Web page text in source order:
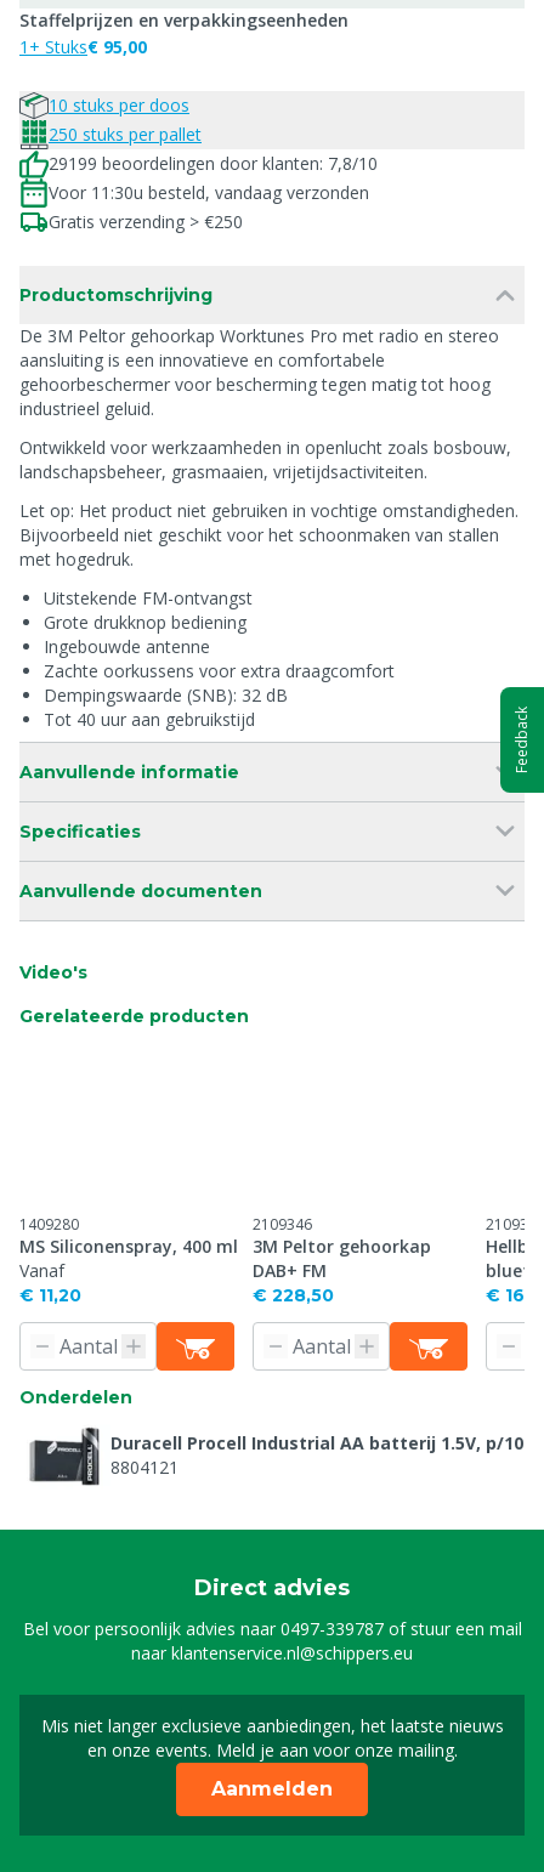
Staffelprijzen en verpakkingseenheden
1+ Stuks€ 95,00
10 stuks per doos
250 stuks per pallet
29199 beoordelingen door klanten: 7,8/10
Voor 11:30u besteld, vandaag verzonden
Gratis verzending > €250
Productomschrijving
De 3M Peltor gehoorkap Worktunes Pro met radio en stereo
aansluiting is een innovatieve en comfortabele
gehoorbeschermer voor bescherming tegen matig tot hoog
industrieel geluid.
Ontwikkeld voor werkzaamheden in openlucht zoals bosbouw,
landschapsbeheer, grasmaaien, vrijetijdsactiviteiten.
Let op: Het product niet gebruiken in vochtige omstandigheden.
Bijvoorbeeld niet geschikt voor het schoonmaken van stallen
met hogedruk.
Uitstekende FM-ontvangst
Grote drukknop bediening
Ingebouwde antenne
Zachte oorkussens voor extra draagcomfort
Dempingswaarde (SNB): 32 dB
Tot 40 uur aan gebruikstijd
Aanvullende informatie
Specificaties
Aanvullende documenten
Video's
Gerelateerde producten
1409280
MS Siliconenspray, 400 ml
Vanaf
€ 11,20
2109346
3M Peltor gehoorkap
DAB+ FM
€ 228,50
2109348
€
Onderdelen
Duracell Procell Industrial AA batterij 1.5V, p/10
8804121
Direct advies
Bel voor persoonlijk advies naar0497-339787of stuur een mail
naarklantenservice.nl@schippers.eu
Mis niet langer exclusieve aanbiedingen, het laatste nieuws
en onze events. Meld je aan voor onze mailing.
Schrijf je in voor onze
Aanmelden
Feedback